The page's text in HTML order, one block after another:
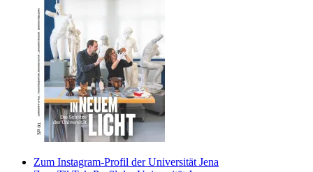
Zum Instagram-Profil der Universität Jena